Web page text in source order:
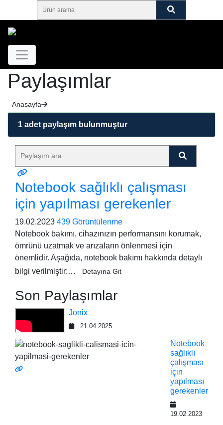
Paylaşımlar
Anasayfa
1 adet paylaşım bulunmuştur
Notebook sağlıklı çalışması
için yapılması gerekenler
19.02.2023 439 Görüntülenme
Notebook bakımı, cihazınızın performansını korumak,
ömrünü uzatmak ve arızaların önlenmesi için
önemlidir. Aşağıda, notebook bakımı hakkında detaylı
bilgi verilmiştir:…
Detayına Git
Son Paylaşımlar
Jonix
21.04.2025
Notebook
sağlıklı
çalışması
için
yapılması
gerekenler
19.02.2023